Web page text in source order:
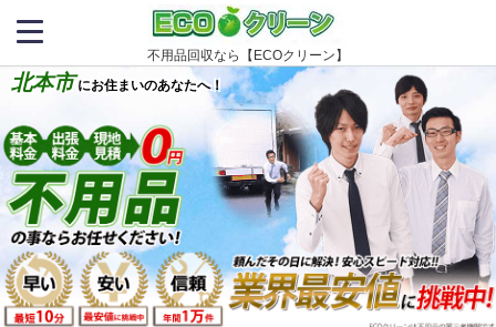
不用品回収なら【ECOクリーン】
北本市 にお住まいのあなたへ！